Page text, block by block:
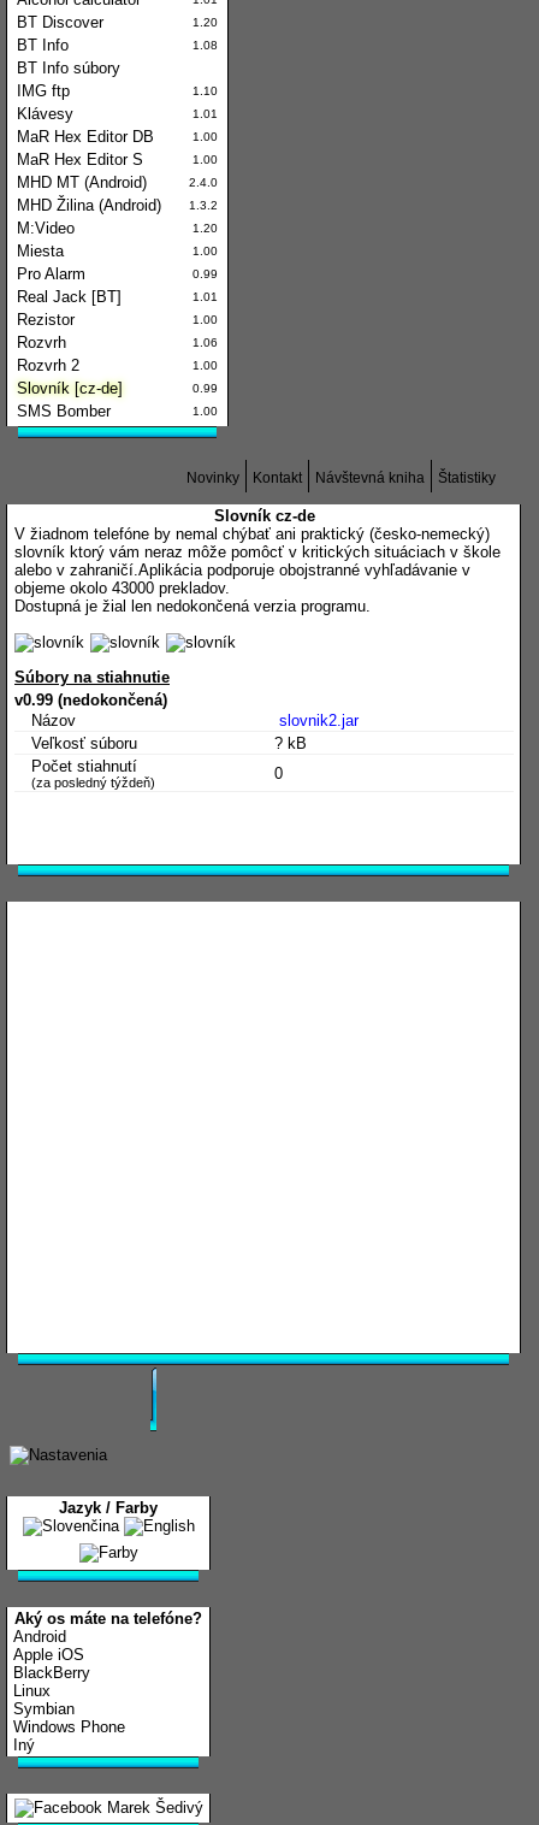
BT Discover 1.20
BT Info 1.08
BT Info súbory
IMG ftp
1.10
Klávesy 1.01
MaR Hex Editor DB 1.00
MaR Hex Editor S 1.00
MHD MT (Android) 2.4.0
MHD Žilina (Android) 1.3.2
M:Video 1.20
Miesta 1.00
Pro Alarm 0.99
Real Jack [BT] 1.01
Rezistor 1.00
Rozvrh 1.06
Rozvrh 2 1.00
Slovník [cz-de] 0.99
SMS Bomber 1.00
Štatistiky
Návštevná kniha
Kontakt
Novinky
Slovník cz-de
V žiadnom telefóne by nemal chýbať ani praktický (česko-nemecký)
slovník ktorý vám neraz môže pomôcť v kritických situáciach v škole
alebo v zahraničí.Aplikácia podporuje obojstranné vyhľadávanie v
objeme okolo 43000 prekladov.
Dostupná je žial len nedokončená verzia programu.
Súbory na stiahnutie
v0.99 (nedokončená)
Názov
slovnik2.jar
Veľkosť súboru
? kB
Počet stiahnutí
(za posledný týždeň) 0
Jazyk / Farby
Aký os máte na telefóne?
Android
Apple iOS
BlackBerry
Linux
Symbian
Windows Phone
Iný